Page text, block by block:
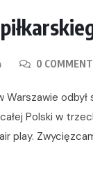
0
Polski w
play.